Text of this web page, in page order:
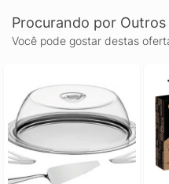
Procurando por
Você pode gostar destas